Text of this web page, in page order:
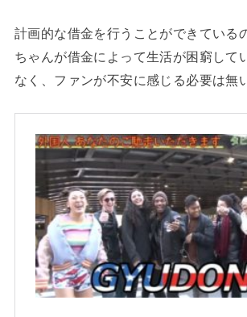
計画的な借金を行うことができている
ちゃんが借金によって生活が困窮して
なく、ファンが不安に感じる必要は無